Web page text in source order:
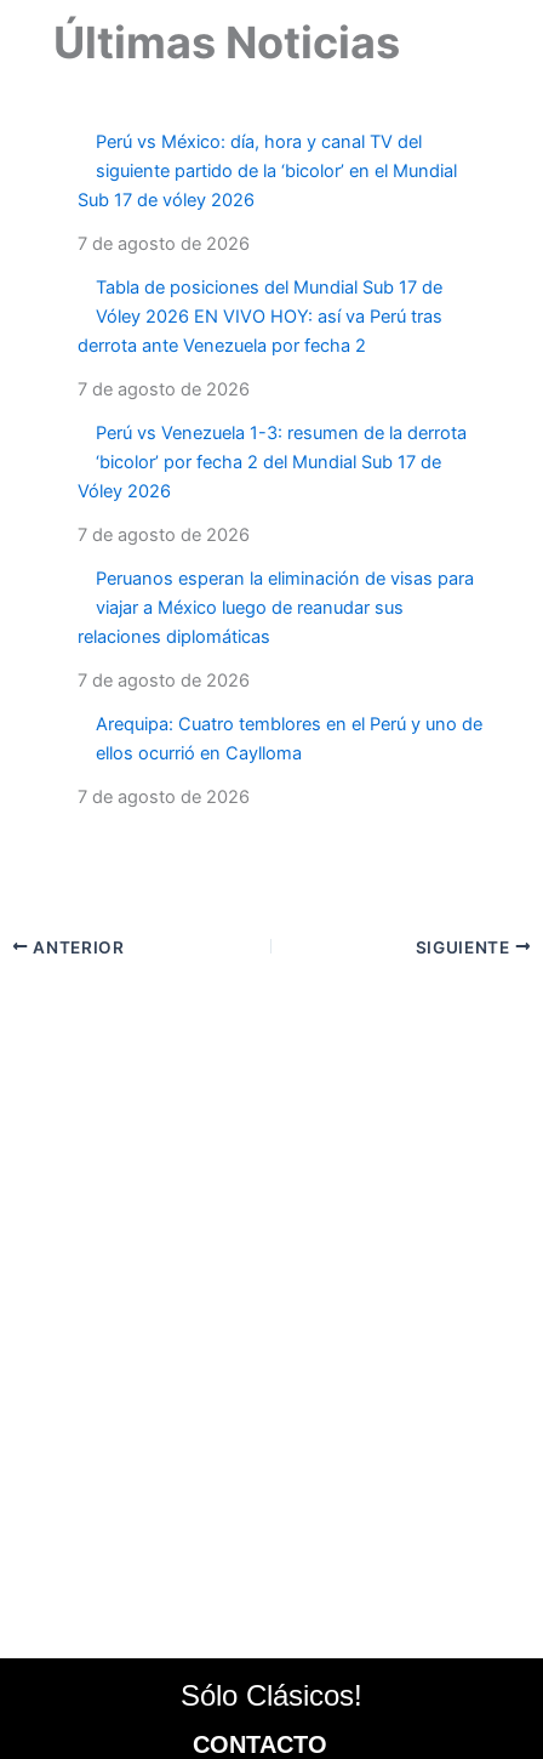
Últimas Noticias
Perú vs México: día, hora y canal TV del
siguiente partido de la ‘bicolor’ en el Mundial
Sub 17 de vóley 2026
7 de agosto de 2026
Tabla de posiciones del Mundial Sub 17 de
Vóley 2026 EN VIVO HOY: así va Perú tras
derrota ante Venezuela por fecha 2
7 de agosto de 2026
Perú vs Venezuela 1-3: resumen de la derrota
‘bicolor’ por fecha 2 del Mundial Sub 17 de
Vóley 2026
7 de agosto de 2026
Peruanos esperan la eliminación de visas para
viajar a México luego de reanudar sus
relaciones diplomáticas
7 de agosto de 2026
Arequipa: Cuatro temblores en el Perú y uno de
ellos ocurrió en Caylloma
7 de agosto de 2026
ANTERIOR SIGUIENTE
Sólo Clásicos!
CONTACTO